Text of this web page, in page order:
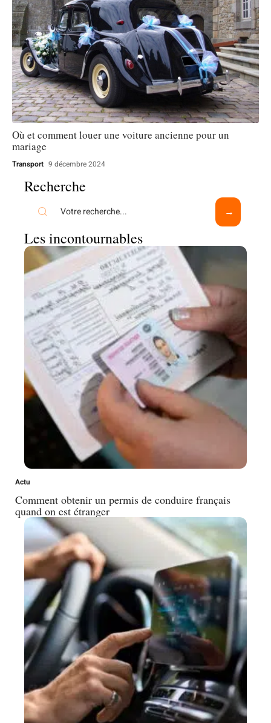
Où et comment louer une voiture ancienne pour un
mariage
Transport 9 décembre 2024
Recherche
Les incontournables
Actu
Comment obtenir un permis de conduire français
quand on est étranger